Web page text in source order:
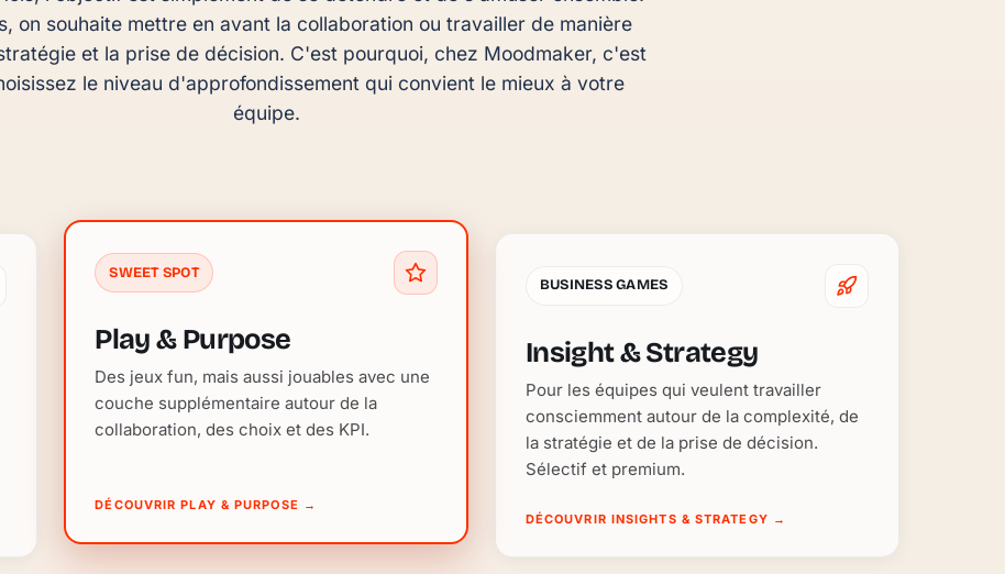
on souhaite mettre en avant la collaboration ou travailler de manière
et la prise de décision. C'est pourquoi, chez Moodmaker, c'est
le niveau d'approfondissement qui convient le mieux à votre
équipe.
SWEET SPOT
Play & Purpose
Des jeux fun, mais aussi jouables avec une
couche supplémentaire autour de la
collaboration, des choix et des KPI.
DÉCOUVRIR PLAY & PURPOSE →
BUSINESS GAMES
Insight & Strategy
Pour les équipes qui veulent travailler
consciemment autour de la complexité, de
la stratégie et de la prise de décision.
Sélectif et premium.
DÉCOUVRIR INSIGHTS & STRATEGY →